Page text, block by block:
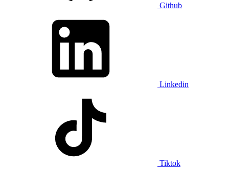
Github
Linkedin
Tiktok